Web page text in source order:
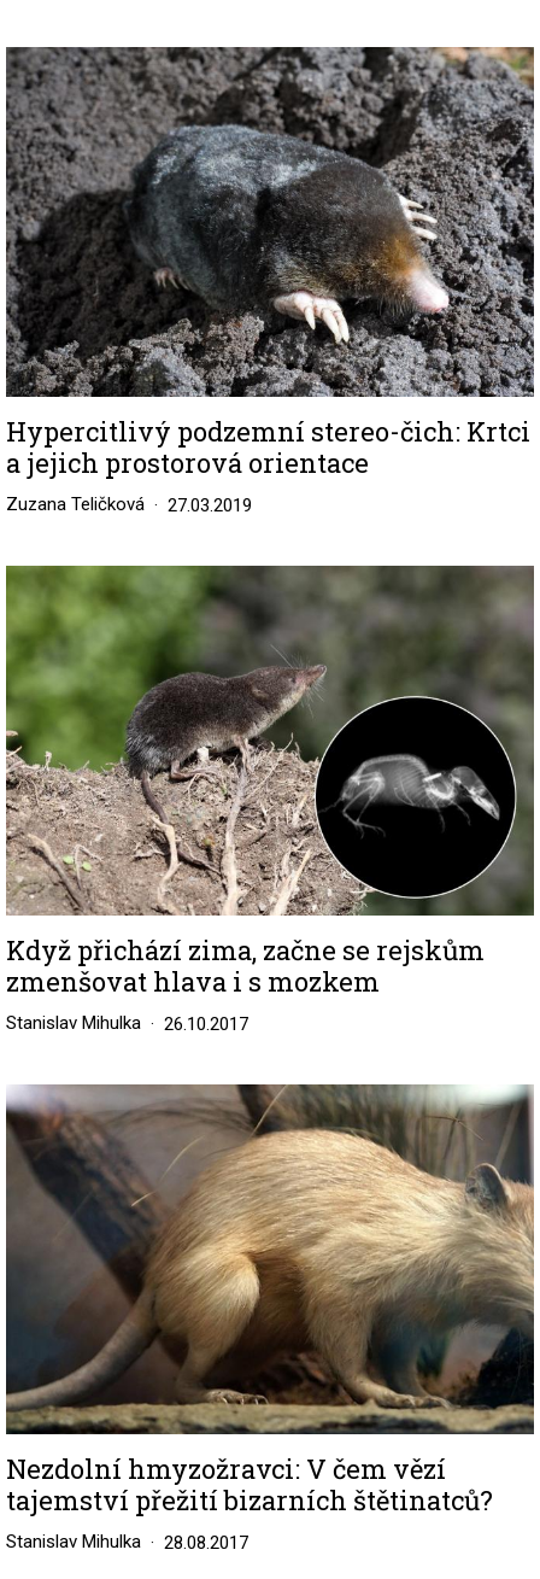
Image
Hypercitlivý podzemní stereo-čich: Krtci
a jejich prostorová orientace
Zuzana Teličková 27.03.2019
Když přichází zima, začne se rejskům
zmenšovat hlava i s mozkem
Stanislav Mihulka 26.10.2017
Image
Nezdolní hmyzožravci: V čem vězí
tajemství přežití bizarních štětinatců?
Stanislav Mihulka 28.08.2017